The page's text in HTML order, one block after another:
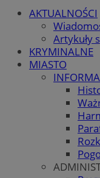
AKTUALNOŚCI
Artykuły
KRYMINALNE
MIASTO